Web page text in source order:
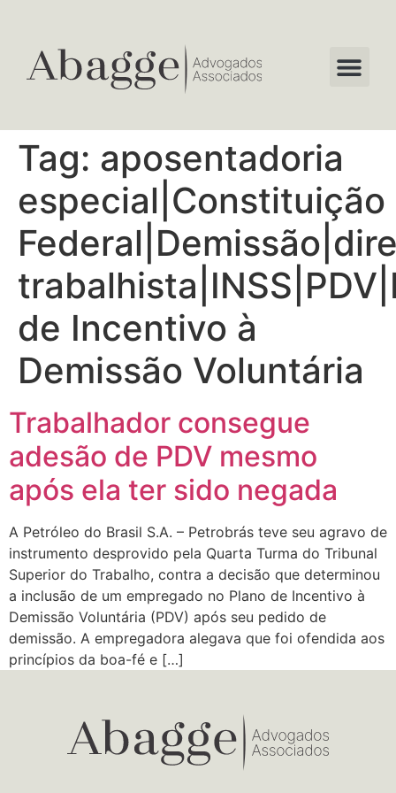
Tag: aposentadoria
especial|Constituição
de Incentivo à
Demissão Voluntária
Trabalhador consegue
adesão de PDV mesmo
após ela ter sido negada
A Petróleo do Brasil S.A. – Petrobrás teve seu agravo de
instrumento desprovido pela Quarta Turma do Tribunal
Superior do Trabalho, contra a decisão que determinou
a inclusão de um empregado no Plano de Incentivo à
Demissão Voluntária (PDV) após seu pedido de
demissão. A empregadora alegava que foi ofendida aos
princípios da boa-fé e […]